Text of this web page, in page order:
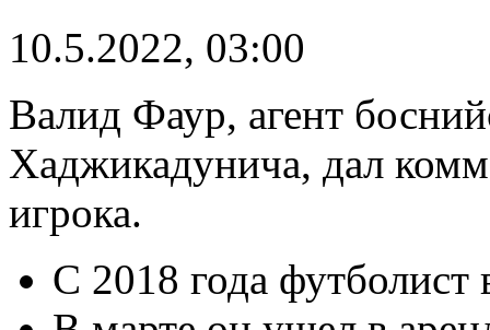
10.5.2022, 03:00
Валид Фаур, агент
Хаджикадунича, дал
игрока.
С 2018 года футболист